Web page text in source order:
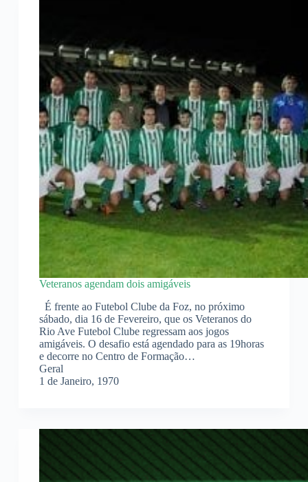
Veteranos agendam dois amigáveis
É frente ao Futebol Clube da Foz, no próximo
sábado, dia 16 de Fevereiro, que os Veteranos do
Rio Ave Futebol Clube regressam aos jogos
amigáveis. O desafio está agendado para as 19horas
e decorre no Centro de Formação…
Geral
1 de Janeiro, 1970